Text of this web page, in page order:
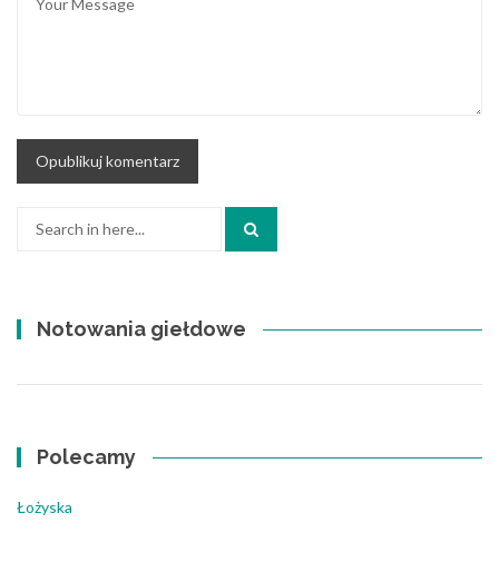
Notowania giełdowe
Polecamy
Łożyska